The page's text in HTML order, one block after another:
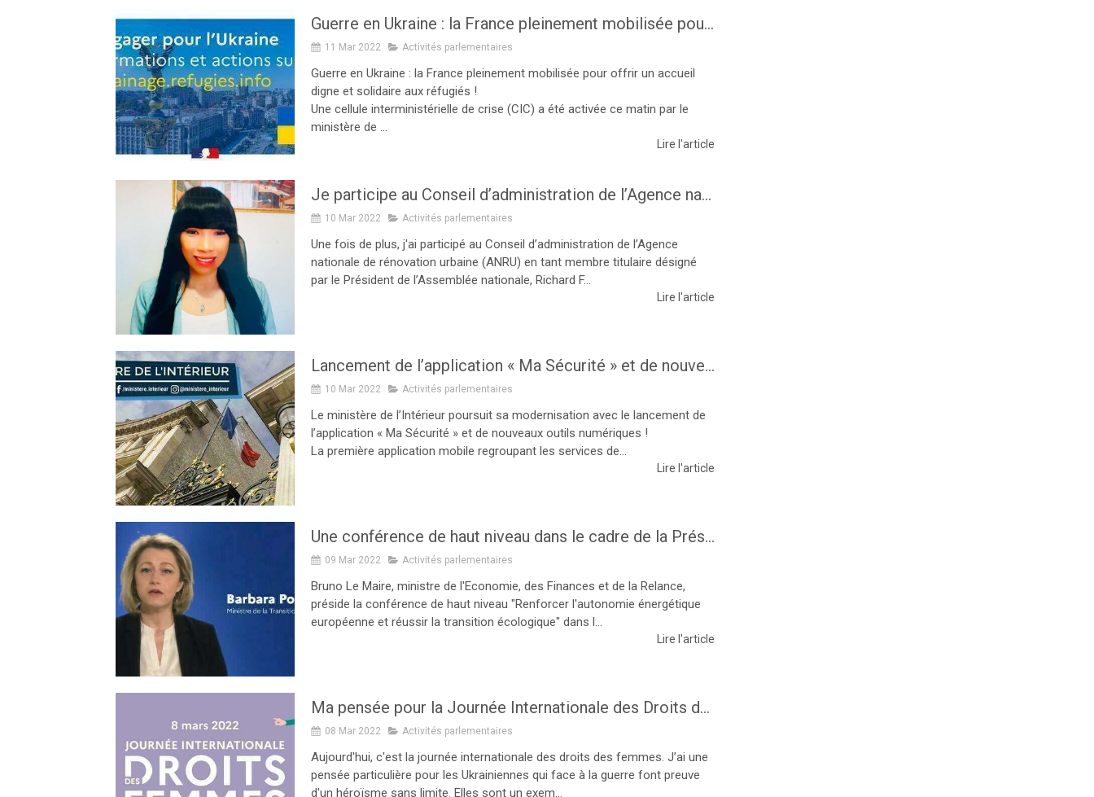
Guerre en Ukraine : la France pleinement mobilisée pour offrir un accueil digne et solidaire aux réfugiés !
11 Mar 2022 Activités parlementaires
Guerre en Ukraine : la France pleinement mobilisée pour offrir un accueil
digne et solidaire aux réfugiés !
Une cellule interministérielle de crise (CIC) a été activée ce matin par le
ministère de ...
Lire l'article
Je participe au Conseil d’administration de l’Agence nationale de rénovation urbaine
10 Mar 2022 Activités parlementaires
Une fois de plus, j'ai participé au Conseil d’administration de l’Agence
nationale de rénovation urbaine (ANRU) en tant membre titulaire désigné
par le Président de l’Assemblée nationale, Richard F...
Lire l'article
Lancement de l’application « Ma Sécurité » et de nouveaux outils numériques !
10 Mar 2022 Activités parlementaires
Le ministère de l’Intérieur poursuit sa modernisation avec le lancement de
l’application « Ma Sécurité » et de nouveaux outils numériques !
La première application mobile regroupant les services de...
Lire l'article
Une conférence de haut niveau dans le cadre de la Présidence française du Conseil de l'UE : "Renforcer l'autonomie énergétique européenne et réussir la transition écologique"
09 Mar 2022 Activités parlementaires
Bruno Le Maire, ministre de l'Economie, des Finances et de la Relance,
préside la conférence de haut niveau "Renforcer l'autonomie énergétique
européenne et réussir la transition écologique" dans l...
Lire l'article
Ma pensée pour la Journée Internationale des Droits des Femmes !
08 Mar 2022 Activités parlementaires
Aujourd'hui, c'est la journée internationale des droits des femmes. J’ai une
pensée particulière pour les Ukrainiennes qui face à la guerre font preuve
d'un héroïsme sans limite. Elles sont un exem...